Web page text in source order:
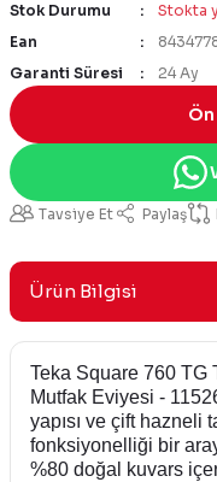
Stok Durumu
Stokta
Ean
Garanti Süresi
24 Ay
Tavsiye Et Paylaş
Ürün Bilgisi
Teka Square 760 TG
Mutfak Eviyesi -
yapısı ve çift hazneli
fonksiyonelliği bir
%80 doğal kuvars